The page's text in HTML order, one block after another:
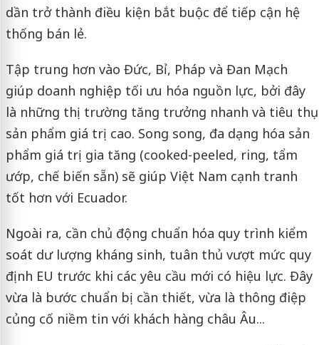
dần trở thành điều kiện bắt buộc để tiếp cận hệ
thống bán lẻ.
Tập trung hơn vào Đức, Bỉ, Pháp và Đan Mạch
giúp doanh nghiệp tối ưu hóa nguồn lực, bởi đây
là những thị trường tăng trưởng nhanh và tiêu thụ
sản phẩm giá trị cao. Song song, đa dạng hóa sản
phẩm giá trị gia tăng (cooked-peeled, ring, tẩm
ướp, chế biến sẵn) sẽ giúp Việt Nam cạnh tranh
tốt hơn với Ecuador.
Ngoài ra, cần chủ động chuẩn hóa quy trình kiểm
soát dư lượng kháng sinh, tuân thủ vượt mức quy
định EU trước khi các yêu cầu mới có hiệu lực. Đây
vừa là bước chuẩn bị cần thiết, vừa là thông điệp
củng cố niềm tin với khách hàng châu Âu...